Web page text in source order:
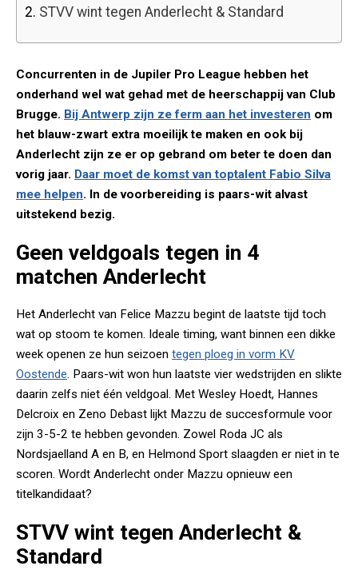
2. STVV wint tegen Anderlecht & Standard
Concurrenten in de Jupiler Pro League hebben het
onderhand wel wat gehad met de heerschappij van Club
Brugge. Bij Antwerp zijn ze ferm aan het investeren om
het blauw-zwart extra moeilijk te maken en ook bij
Anderlecht zijn ze er op gebrand om beter te doen dan
vorig jaar. Daar moet de komst van toptalent Fabio Silva
mee helpen. In de voorbereiding is paars-wit alvast
uitstekend bezig.
Geen veldgoals tegen in 4
matchen Anderlecht
Het Anderlecht van Felice Mazzu begint de laatste tijd toch
wat op stoom te komen. Ideale timing, want binnen een dikke
week openen ze hun seizoen tegen ploeg in vorm KV
Oostende. Paars-wit won hun laatste vier wedstrijden en slikte
daarin zelfs niet één veldgoal. Met Wesley Hoedt, Hannes
Delcroix en Zeno Debast lijkt Mazzu de succesformule voor
zijn 3-5-2 te hebben gevonden. Zowel Roda JC als
Nordsjaelland A en B, en Helmond Sport slaagden er niet in te
scoren. Wordt Anderlecht onder Mazzu opnieuw een
titelkandidaat?
STVV wint tegen Anderlecht &
Standard